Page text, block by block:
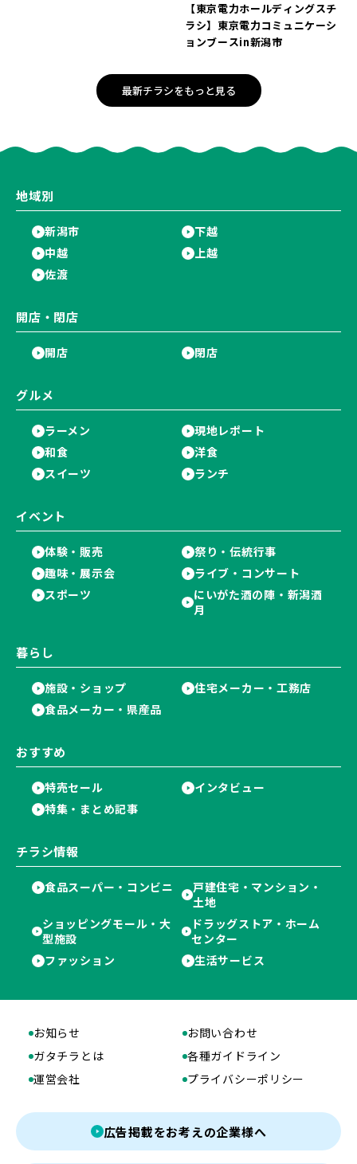
【東京電力ホールディングスチ
ラシ】東京電力コミュニケーシ
ョンブースin新潟市
最新チラシをもっと見る
地域別
新潟市
下越
中越
上越
佐渡
開店・閉店
開店 閉店
グルメ
ラーメン
現地レポート
和食
洋食
スイーツ
ランチ
イベント
体験・販売
祭り・伝統行事
趣味・展示会
ライブ・コンサート
スポーツ
にいがた酒の陣・新潟酒
月
暮らし
施設・ショップ
住宅メーカー・工務店
食品メーカー・県産品
おすすめ
特売セール
インタビュー
特集・まとめ記事
チラシ情報
食品スーパー・コンビニ
戸建住宅・マンション・
土地
ショッピングモール・大
型施設
ドラッグストア・ホーム
センター
ファッション
生活サービス
お知らせ
お問い合わせ
ガタチラとは
各種ガイドライン
運営会社
プライバシーポリシー
広告掲載をお考えの企業様へ